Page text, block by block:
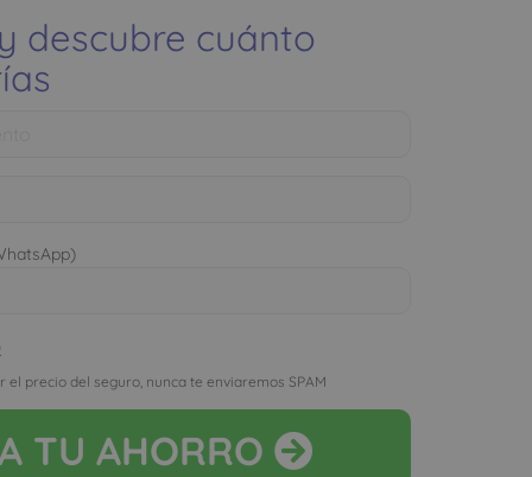
descubre cuánto
precio del seguro, nunca te enviaremos SPAM
TU AHORRO